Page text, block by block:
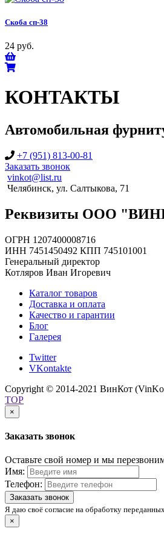
Скоба сп-38
24 руб.
КОНТАКТЫ
Автомобильная
+7 (951) 813-00-81
Заказать звонок
vinkot@list.ru
Челябинск, ул. Салтыкова, 71
Реквизиты ООО
ОГРН 1207400008716
ИНН 7451450492 КПП 745101001
Генеральный директор
Котляров Иван Игоревич
Каталог товаров
Доставка и оплата
Качество и гарантии
Блог
Галерея
Twitter
VKontakte
Copyright © 2014-2021 ВинКот
TOP
×
Заказать звонок
Оставьте свой номер и мы
Имя:
Телефон:
Заказать звонок
Я даю своё согласие на обработку
×